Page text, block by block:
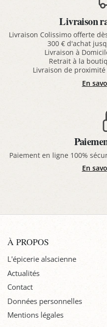
Livraison
Livraison Colissimo offerte
300 € d'achat
Livraison à
Retrait à la
Livraison de
En
Paiement en ligne 100%
En
À PROPOS
L'épicerie alsacienne
Actualités
Contact
Données personnelles
Mentions légales